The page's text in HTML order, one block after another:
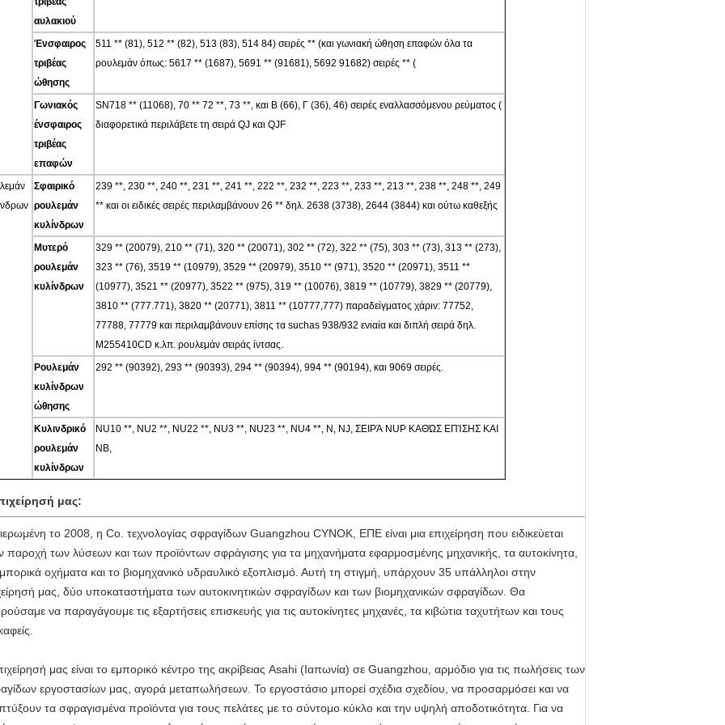
αυλακιού
Ένσφαιρος
τριβέας
ώθησης
511 ** (81), 512 ** (82), 513 (83), 514 84) σειρές ** (και γωνιακή ώθηση επαφών όλα τα
ρουλεμάν όπως: 5617 ** (1687), 5691 ** (91681), 5692 91682) σειρές ** (
Γωνιακός
ένσφαιρος
τριβέας
επαφών
SN718 ** (11068), 70 ** 72 **, 73 **, και Β (66), Γ (36), 46) σειρές εναλλασσόμενου ρεύματος (
διαφορετικά περιλάβετε τη σειρά QJ και QJF
Σφαιρικό
ρουλεμάν
κυλίνδρων
239 **, 230 **, 240 **, 231 **, 241 **, 222 **, 232 **, 223 **, 233 **, 213 **, 238 **, 248 **, 249
** και οι ειδικές σειρές περιλαμβάνουν 26 ** δηλ. 2638 (3738), 2644 (3844) και ούτω καθεξής
Μυτερό
ρουλεμάν
κυλίνδρων
329 ** (20079), 210 ** (71), 320 ** (20071), 302 ** (72), 322 ** (75), 303 ** (73), 313 ** (273),
323 ** (76), 3519 ** (10979), 3529 ** (20979), 3510 ** (971), 3520 ** (20971), 3511 **
(10977), 3521 ** (20977), 3522 ** (975), 319 ** (10076), 3819 ** (10779), 3829 ** (20779),
3810 ** (777.771), 3820 ** (20771), 3811 ** (10777,777) παραδείγματος χάριν: 77752,
77788, 77779 και περιλαμβάνουν επίσης τα suchas 938/932 ενιαία και διπλή σειρά δηλ.
M255410CD κ.λπ. ρουλεμάν σειράς ίντσας.
Ρουλεμάν
κυλίνδρων
ώθησης
292 ** (90392), 293 ** (90393), 294 ** (90394), 994 ** (90194), και 9069 σειρές.
Κυλινδρικό
ρουλεμάν
κυλίνδρων
NU10 **, NU2 **, NU22 **, NU3 **, NU23 **, NU4 **, Ν, NJ, ΣΕΙΡΆ NUP ΚΑΘΏΣ ΕΠΊΣΗΣ ΚΑΙ
NB,
μας:
το 2008, η Co. τεχνολογίας σφραγίδων Guangzhou CYNOK, ΕΠΕ είναι μια επιχείρηση που ειδικεύεται
παροχή των λύσεων και των προϊόντων σφράγισης για τα μηχανήματα εφαρμοσμένης μηχανικής, τα αυτοκίνητα,
οχήματα και το βιομηχανικό υδραυλικό εξοπλισμό. Αυτή τη στιγμή, υπάρχουν 35 υπάλληλοι στην
μας, δύο υποκαταστήματα των αυτοκινητικών σφραγίδων και των βιομηχανικών σφραγίδων. Θα
να παραγάγουμε τις εξαρτήσεις επισκευής για τις αυτοκίνητες μηχανές, τα κιβώτια ταχυτήτων και τους
μας είναι το εμπορικό κέντρο της ακρίβειας Asahi (Ιαπωνία) σε Guangzhou, αρμόδιο για τις πωλήσεις των
εργοστασίων μας, αγορά μεταπωλήσεων. Το εργοστάσιο μπορεί σχέδια σχεδίου, να προσαρμόσει και να
τα σφραγισμένα προϊόντα για τους πελάτες με το σύντομο κύκλο και την υψηλή αποδοτικότητα. Για να